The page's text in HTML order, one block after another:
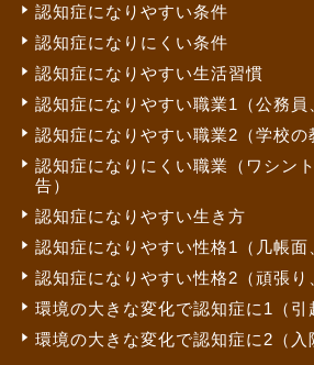
認知症になりやすい条件
認知症になりにくい条件
認知症になりやすい生活習慣
認知症になりやすい職業1（公務員
認知症になりやすい職業2（学校の
認知症になりにくい職業（ワシン
告）
認知症になりやすい生き方
認知症になりやすい性格1（几帳面
認知症になりやすい性格2（頑張り
環境の大きな変化で認知症に1（引
環境の大きな変化で認知症に2（入